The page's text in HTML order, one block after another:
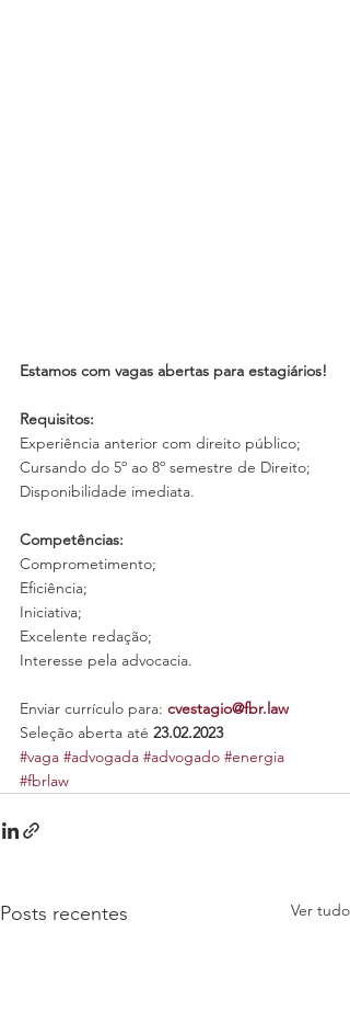
Estamos com vagas abertas para estagiários!
Requisitos:
Experiência anterior com direito público;
Cursando do 5º ao 8º semestre de Direito;
Disponibilidade imediata.
Competências:
Comprometimento;
Eficiência;
Iniciativa;
Excelente redação;
Interesse pela advocacia.
Enviar currículo para: cvestagio@fbr.law
Seleção aberta até 23.02.2023
#vaga #advogada #advogado #energia
#fbrlaw
Posts recentes Ver tudo